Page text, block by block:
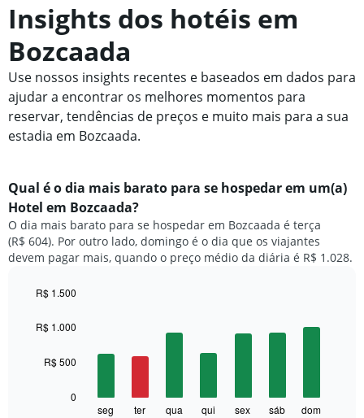
Insights dos hotéis em
Bozcaada
Use nossos insights recentes e baseados em dados para
ajudar a encontrar os melhores momentos para
reservar, tendências de preços e muito mais para a sua
estadia em Bozcaada.
Qual é o dia mais barato para se hospedar em um(a)
Hotel em Bozcaada?
O dia mais barato para se hospedar em Bozcaada é terça
(R$ 604). Por outro lado, domingo é o dia que os viajantes
devem pagar mais, quando o preço médio da diária é R$ 1.028.
chart
with
bars.
graphic.
seg ter qua qui sex sáb dom
0
R$ 500
R$ 1.000
R$ 1.500